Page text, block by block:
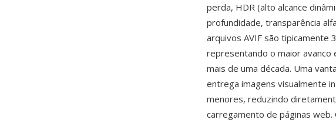
perda, HDR (alto alcance
profundidade, transparência
arquivos AVIF são tipicamente
representando o maior avanco
mais de uma década. Uma
entrega imagens visualmente
menores, reduzindo
carregamento de páginas